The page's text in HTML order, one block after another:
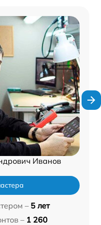
Иванов
– 5 лет
– 1 260